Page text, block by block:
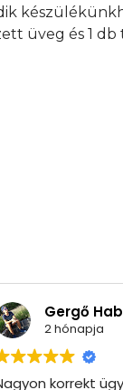
üveg és 1
Gergő
2 hónapja
korrekt